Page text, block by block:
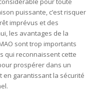
puissante, c’est risquer
imprévus et des
les avantages de la
sont trop importants
qui reconnaissent cette
prospérer dans un
garantissant la sécurité